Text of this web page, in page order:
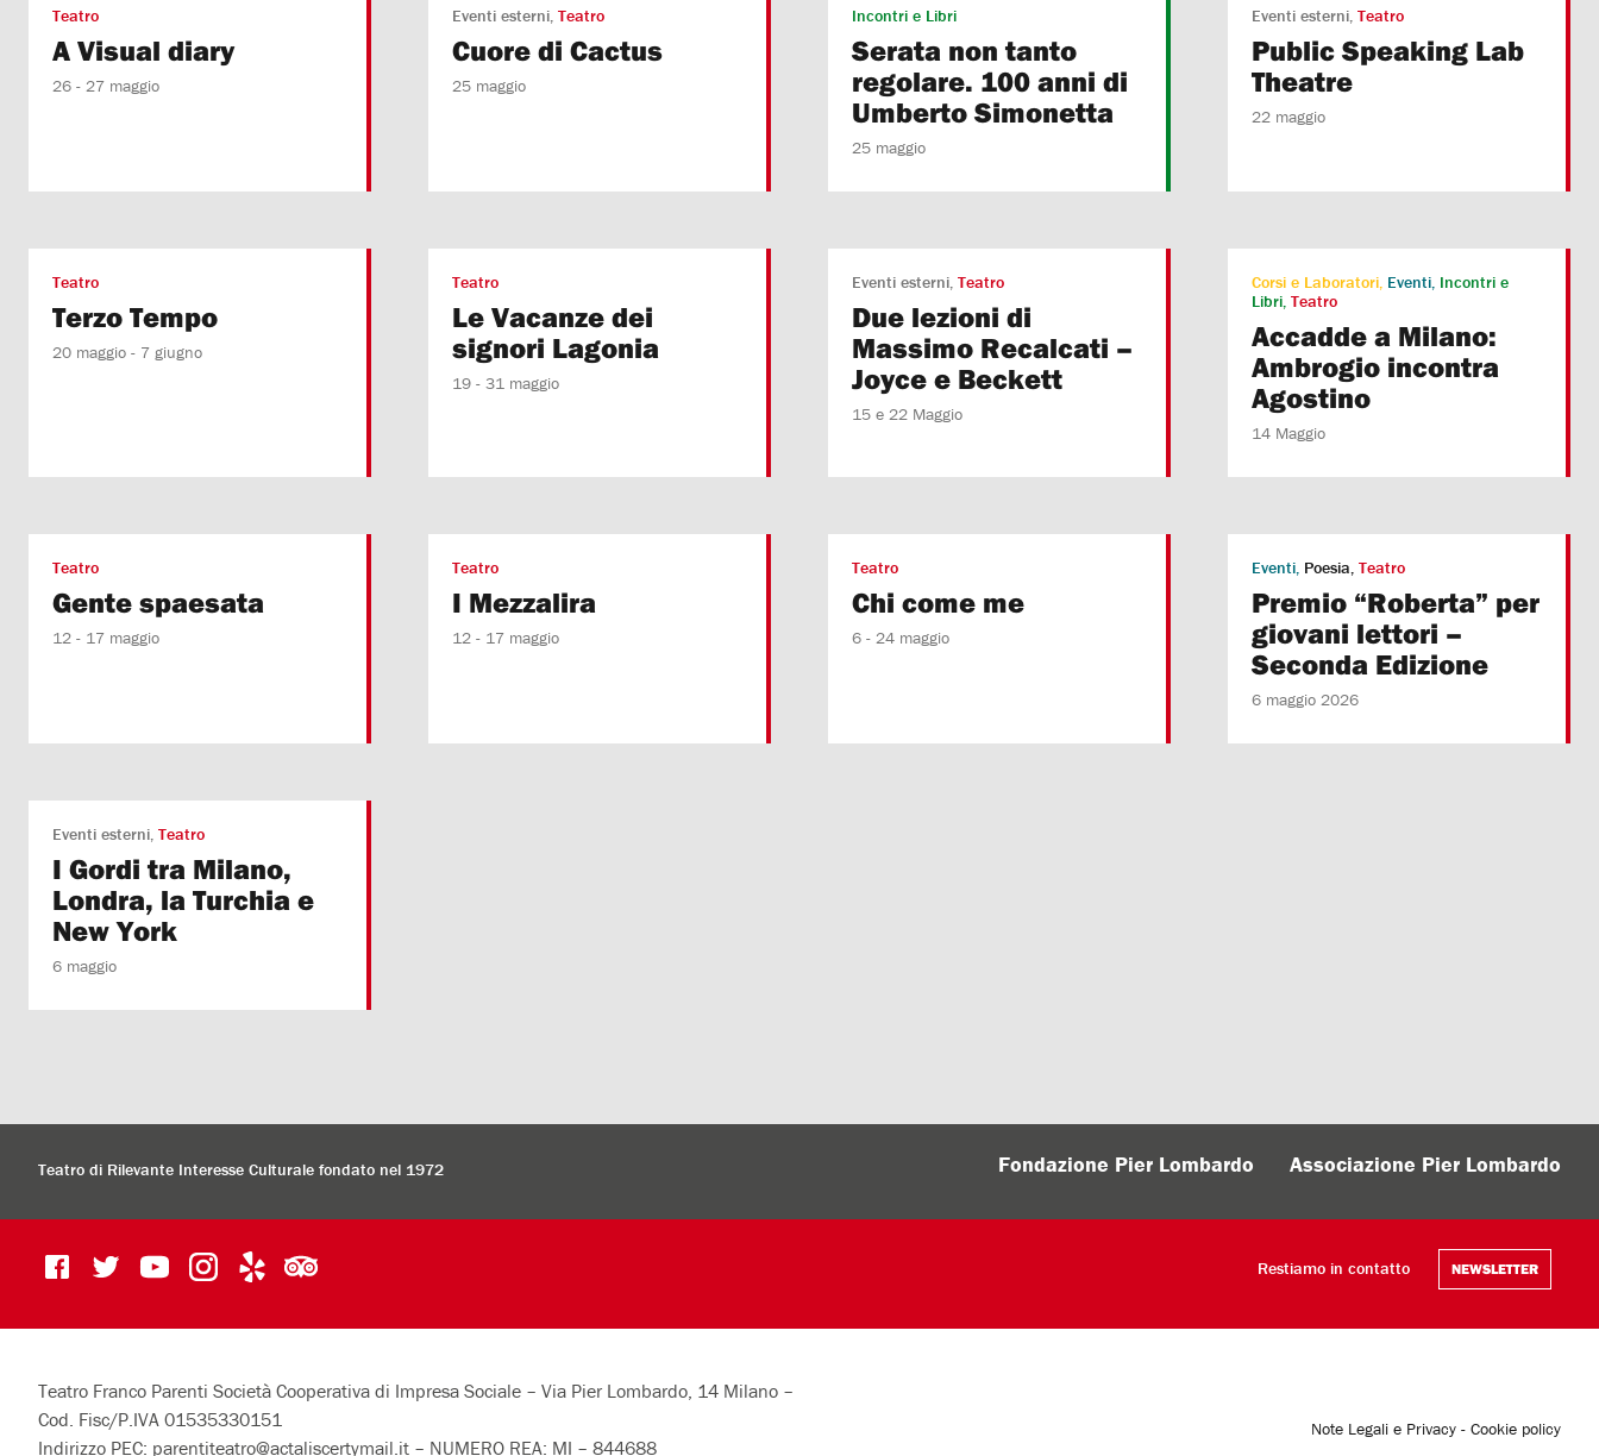
Teatro
A Visual diary
26 - 27 maggio
Eventi esterni Teatro
Cuore di Cactus
25 maggio
Incontri e Libri
Serata non tanto
regolare. 100 anni di
Umberto Simonetta
25 maggio
Eventi esterni Teatro
Public Speaking Lab
Theatre
22 maggio
Teatro
Terzo Tempo
20 maggio - 7 giugno
Teatro
Le Vacanze dei
signori Lagonia
19 - 31 maggio
Eventi esterni Teatro
Due lezioni di
Massimo Recalcati –
Joyce e Beckett
15 e 22 Maggio
Corsi e Laboratori Eventi Incontri e
Libri Teatro
Accadde a Milano:
Ambrogio incontra
Agostino
14 Maggio
Teatro
Gente spaesata
12 - 17 maggio
Teatro
I Mezzalira
12 - 17 maggio
Teatro
Chi come me
6 - 24 maggio
Eventi Poesia Teatro
Premio “Roberta” per
giovani lettori –
Seconda Edizione
6 maggio 2026
Eventi esterni Teatro
I Gordi tra Milano,
Londra, la Turchia e
New York
6 maggio
Teatro di Rilevante Interesse Culturale fondato nel 1972 Fondazione Pier Lombardo Associazione Pier Lombardo
Restiamo in contatto NEWSLETTER
Teatro Franco Parenti Società Cooperativa di Impresa Sociale – Via Pier Lombardo, 14 Milano –
Cod. Fisc/P.IVA 01535330151
Indirizzo PEC: parentiteatro@actaliscertymail.it – NUMERO REA: MI – 844688
Note Legali e Privacy - Cookie policy